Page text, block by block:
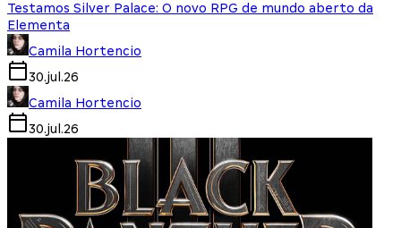
Testamos Silver Palace: O novo RPG de mundo aberto da
Elementa
Camila Hortencio
30.jul.26
Camila Hortencio
30.jul.26